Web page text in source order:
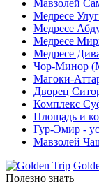
Мавзолей
Медресе
Медресе
Медресе
Медресе
Чор-Минор
Магоки-
Дворец
Комплекс
Площадь и
Гур-Эмир -
Мавзолей
Полезно знать